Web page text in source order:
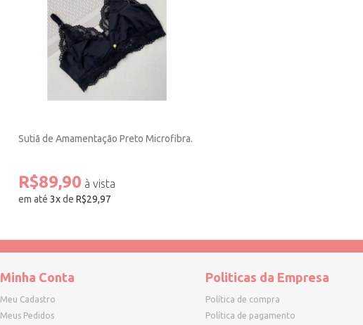
Sutiã de Amamentação Preto Microfibra.
R$89,90
em até 3xde R$29,97
Minha Conta
Meu Cadastro
Meus Pedidos
Politicas da Empresa
Política de compra
Política de pagamento